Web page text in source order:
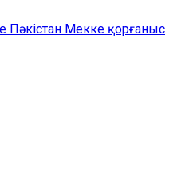
Пәкістан Мекке қорғаныс